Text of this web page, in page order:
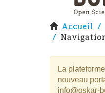
Accueil
La
nouveau
info@oskar-